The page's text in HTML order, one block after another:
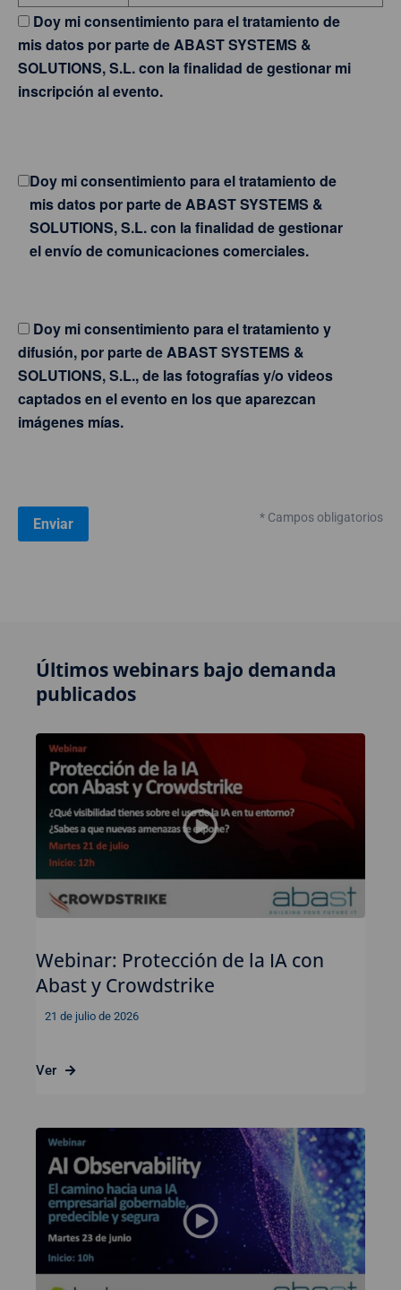
Doy mi consentimiento para el tratamiento de
mis datos por parte de ABAST SYSTEMS &
SOLUTIONS, S.L. con la finalidad de gestionar mi
inscripción al evento.
Doy mi consentimiento para el tratamiento de
mis datos por parte de ABAST SYSTEMS &
SOLUTIONS, S.L. con la finalidad de gestionar
el envío de comunicaciones comerciales.
Doy mi consentimiento para el tratamiento y
difusión, por parte de ABAST SYSTEMS &
SOLUTIONS, S.L., de las fotografías y/o videos
captados en el evento en los que aparezcan
imágenes mías.
* Campos obligatorios
Últimos webinars bajo demanda
publicados
Webinar: Protección de la IA con
Abast y Crowdstrike
21 de julio de 2026
Ver